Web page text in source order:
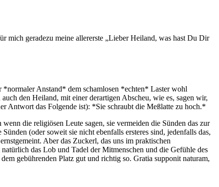
mich geradezu meine allererste „Lieber Heiland, was hast Du Dir
*normaler Anstand* dem schamlosen *echten* Laster wohl
den Heiland, mit einer derartigen Abscheu, wie es, sagen wir,
Antwort das Folgende ist): *Sie schraubt die Meßlatte zu hoch.*
die religiösen Leute sagen, sie vermeiden die Sünden das zur
(oder soweit sie nicht ebenfalls ersteres sind, jedenfalls das,
Aber das Zuckerl, das uns im praktischen
das Lob und Tadel der Mitmenschen und die Gefühle des
gebührenden Platz gut und richtig so. Gratia supponit naturam,